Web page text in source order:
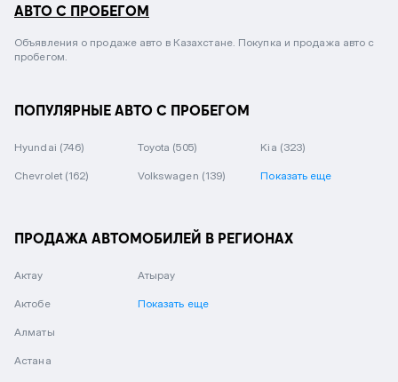
АВТО С ПРОБЕГОМ
Объявления о продаже авто в Казахстане. Покупка и продажа авто с
пробегом.
ПОПУЛЯРНЫЕ АВТО С ПРОБЕГОМ
Hyundai (746) Toyota (505) Kia (323)
Chevrolet (162) Volkswagen (139) Показать еще
ПРОДАЖА АВТОМОБИЛЕЙ В РЕГИОНАХ
Актау
Актобе
Алматы
Астана
Атырау
Показать еще